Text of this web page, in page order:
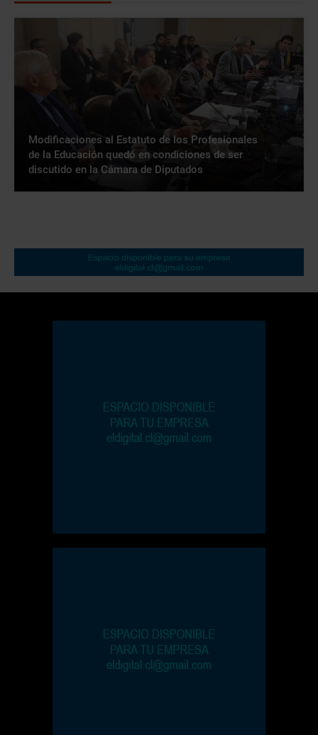
Modificaciones al Estatuto de los Profesionales
de la Educación quedó en condiciones de ser
discutido en la Cámara de Diputados